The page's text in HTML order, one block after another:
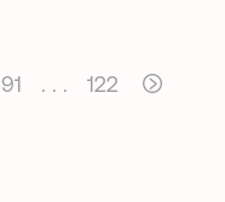
91 . . . 122